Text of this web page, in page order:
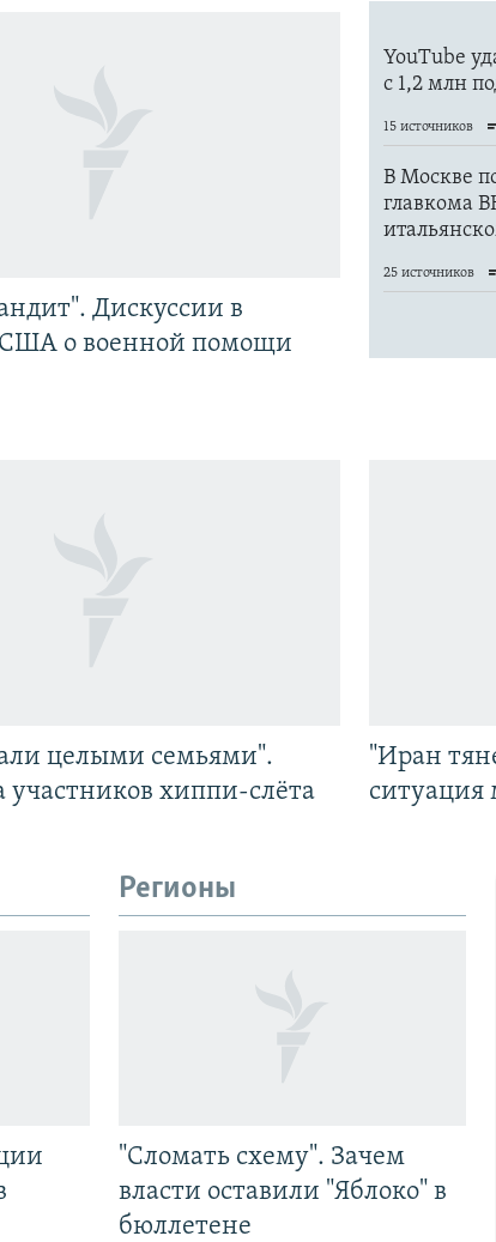
Дискуссии в
США о военной помощи
целыми семьями".
участников хиппи-слёта
"Иран
Регионы
"Сломать схему". Зачем
власти оставили "Яблоко" в
бюллетене